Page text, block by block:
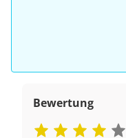
Bewertung